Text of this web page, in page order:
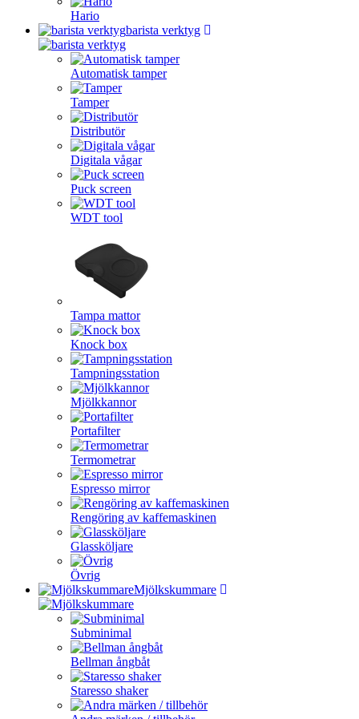
Hario
barista verktyg
Automatisk tamper
Tamper
Distributör
Digitala vågar
Puck screen
WDT tool
Tampa mattor
Knock box
Tampningsstation
Mjölkkannor
Portafilter
Termometrar
Espresso mirror
Rengöring av kaffemaskinen
Glassköljare
Övrig
Mjölkskummare
Subminimal
Bellman ångbåt
Staresso shaker